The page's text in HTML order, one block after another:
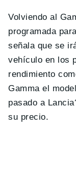
Volviendo al
programada
señala que se
vehículo en los
rendimiento
Gamma el
pasado a
su precio.